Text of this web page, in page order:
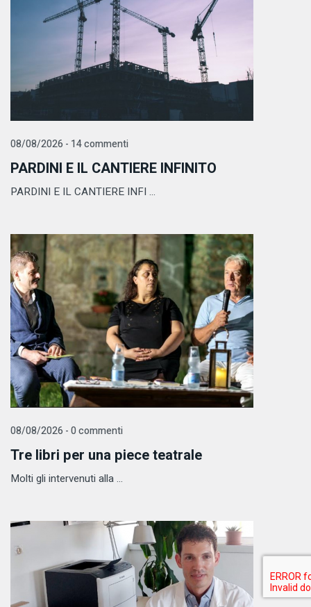
08/08/2026 - 14 commenti
PARDINI E IL CANTIERE INFINITO
PARDINI E IL CANTIERE INFI ...
08/08/2026 - 0 commenti
Tre libri per una piece teatrale
Molti gli intervenuti alla ...